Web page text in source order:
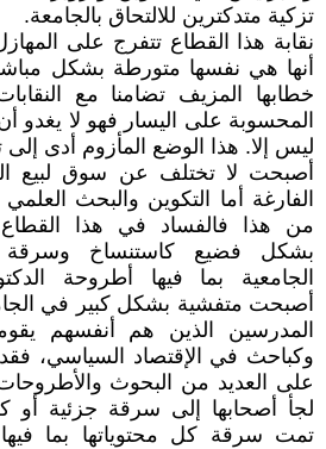
تزكية متدكترين للالتحاق بالجامعة.
نقابة هذا القطاع تتفرج على
أنها هي نفسها متورطة بشكل
خطابها المزيف تضامنا مع
المحسوبة على اليسار فهو لا يغدو
ليس إلا. هذا الوضع المأزوم أدى
أصبحت لا تختلف عن سوق لبيع
الفارغة أما التكوين والبحث
من هذا فالفساد في هذا
الجامعية بما فيها أطروحة
أصبحت متفشية بشكل كبير في
المدرسين الذين هم أنفسهم
وكباحث في الإقتصاد السياسي،
على العديد من البحوث
لجأ أصحابها إلى سرقة جزئية أو
تمت سرقة كل محتوياتها بما فيها